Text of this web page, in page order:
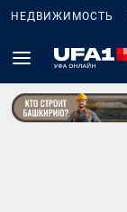
НЕДВИЖИМОСТЬ